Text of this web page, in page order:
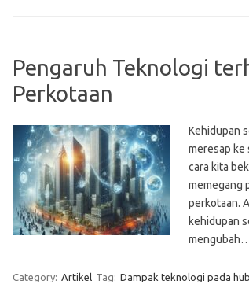
Pengaruh Teknologi
Perkotaan
Kehidupan
meresap ke
cara kita
memegang
perkotaan.
kehidupan
Category: Artikel Tag: Dampak teknologi pada